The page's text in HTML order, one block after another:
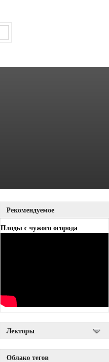
Рекомендуемое
Плоды с чужого огорода
Лекторы
Облако тегов